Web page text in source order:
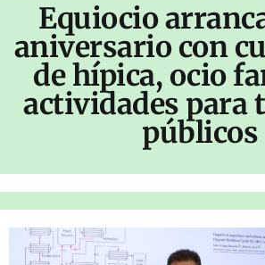
Equiocio
aniversario con
de hípica, ocio
actividades para
públicos